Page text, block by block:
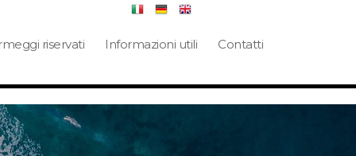
riservati Informazioni utili Contatti